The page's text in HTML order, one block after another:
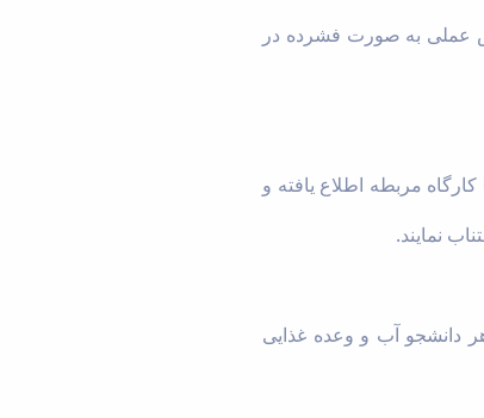
عملی به صورت فشرده در
مربطه اطلاع یافته و
نمایند.
دانشجو آب و وعده غذایی